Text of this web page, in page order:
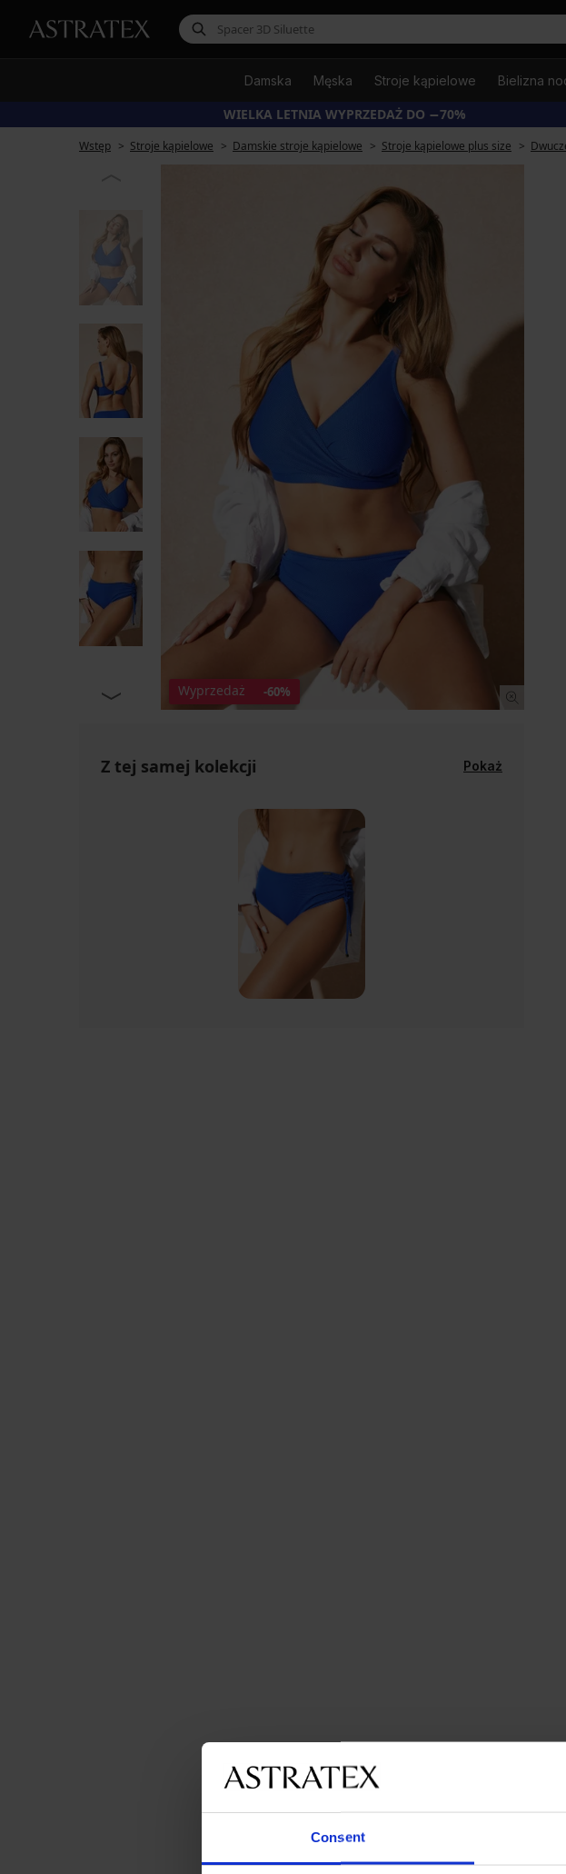
Consent
Damska Męska Stroje kąpielowe Bielizna
WIELKA LETNIA WYPRZEDAŻ DO −70%
Wstęp Stroje kąpielowe Damskie stroje kąpielowe Stroje kąpielowe plus size
Wyprzedaż -60%
Z tej samej kolekcji Pokaż